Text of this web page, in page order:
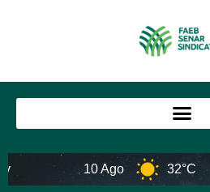
10 Ago 32°C